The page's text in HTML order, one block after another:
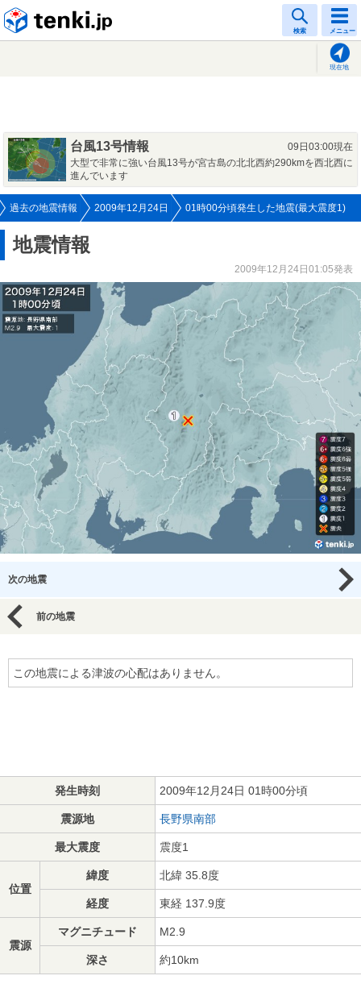
検索 メニュー
現在地
台風13号情報
09日03:00現在
大型で非常に強い台風13号が宮古島の北北西約290kmを西北西に
進んでいます
過去の地震情報 2009年12月24日 01時00分頃発生した地震(最大震度1)
地震情報
2009年12月24日01:05発表
次の地震
前の地震
この地震による津波の心配はありません。
発生時刻 2009年12月24日 01時00分頃
震源地 長野県南部
最大震度 震度1
位置
緯度 北緯 35.8度
経度 東経 137.9度
震源
マグニチュード M2.9
深さ 約10km